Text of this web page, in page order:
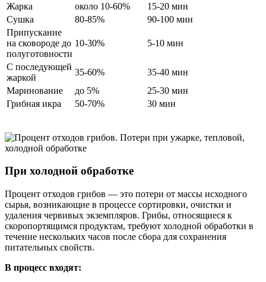
Жарка
около 10-60%
15-20 мин
Сушка
80-85%
90-100 мин
Припускание
на сковороде до
полуготовности
10-30% 5-10 мин
С последующей
жаркой
35-60%
35-40 мин
Маринование
до 5%
25-30 мин
Грибная икра
50-70% 30 мин
При холодной обработке
Процент отходов грибов — это потери от массы исходного
сырья, возникающие в процессе сортировки, очистки и
удаления червивых экземпляров. Грибы, относящиеся к
скоропортящимся продуктам, требуют холодной обработки в
течение нескольких часов после сбора для сохранения
питательных свойств.
В процесс входят: